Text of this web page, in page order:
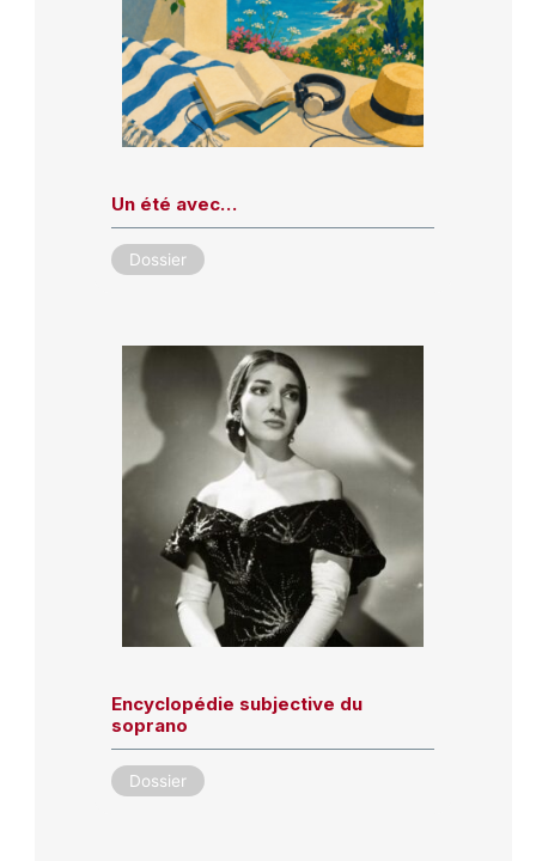
Un été avec…
Dossier
Encyclopédie subjective du
soprano
Dossier